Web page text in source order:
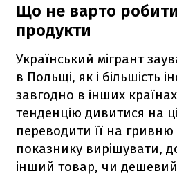
Що не варто
продукти
Український мігрант
в Польщі, як і більшість
завгодно в інших
тенденцію дивитися на
переводити її на гривню
показнику вирішувати,
інший товар, чи